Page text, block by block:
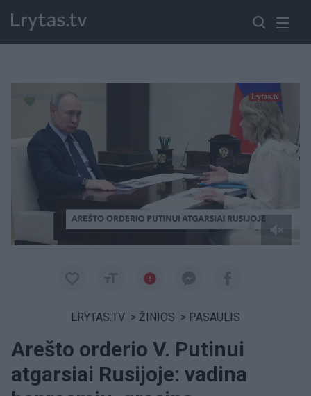
LRYTAS.TV > ŽINIOS > PASAULIS
Arešto orderio V. Putinui
atgarsiai Rusijoje: vadina